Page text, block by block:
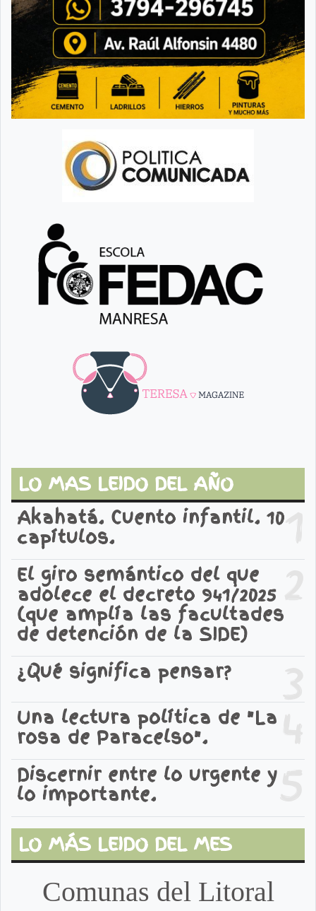
LO MAS LEIDO DEL AÑO
1
Akahatá. Cuento infantil. 10
capítulos.
2
El giro semántico del que
adolece el decreto 941/2025
(que amplía las facultades
de detención de la SIDE)
3
¿Qué significa pensar?
4
Una lectura política de "La
rosa de Paracelso".
5
Discernir entre lo urgente y
lo importante.
LO MÁS LEIDO DEL MES
Comunas del Litoral